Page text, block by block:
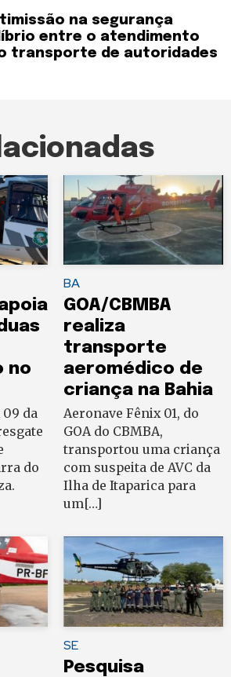
na segurança
entre o atendimento
transporte de autoridades
apoia
no
da
do
BA
GOA/CBMBA
realiza
transporte
aeromédico de
criança na Bahia
Aeronave Fênix 01, do
GOA do CBMBA,
transportou uma criança
com suspeita de AVC da
Ilha de Itaparica para
um[…]
SE
Pesquisa